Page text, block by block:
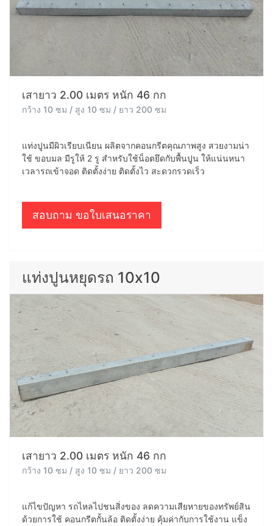
เสายาว 2.00 เมตร หนัก 46 กก
กว้าง 10 ซม / สูง 10 ซม / ยาว 200 ซม
แท่งปูนมีผิวเรียบเนียน ผลิตจากคอนกรีตคุณภาพสูง สวยงามน่า
ใช้ ขอบมล มีรูให้ 2 รู สำหรับใช้น็อตยึดกับพื้นปูน ให้แน่นหนา
เวลารถเข้าจอด ติดตั้งง่าย ติดตั้งไว สะดวกรวดเร็ว
สอบถาม ขอใบเสนอราคา
แท่งปูนหยุดรถ 10x10
เสายาว 2.00 เมตร หนัก 46 กก
กว้าง 10 ซม / สูง 10 ซม / ยาว 200 ซม
แก้ไขปัญหา รถไหลไปชนสิ่งของ ลดความเสียหายของทรัพย์สิน
ด้วยการใช้ คอนกรีตกั้นล้อ ติดตั้งง่าย คุ้มค่ากับการใช้งาน แข็ง